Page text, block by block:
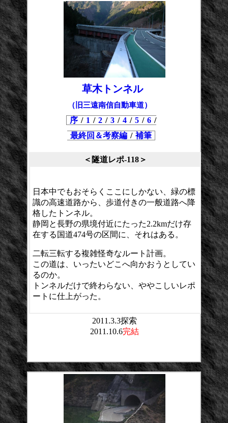
草木トンネル
（旧三遠南信自動車道）
序 / 1 / 2 / 3 / 4 / 5 / 6 /
最終回＆考察編 / 補筆
＜隧道レポ-118＞
日本中でもおそらくここにしかない、緑の標
識の高速道路から、歩道付きの一般道路へ降
格したトンネル。
静岡と長野の県境付近にたった2.2kmだけ存
在する国道474号の区間に、それはある。
二転三転する複雑怪奇なルート計画。
この道は、いったいどこへ向かおうとしてい
るのか。
トンネルだけで終わらない、ややこしいレポ
ートに仕上がった。
2011.3.3探索
2011.10.6完結